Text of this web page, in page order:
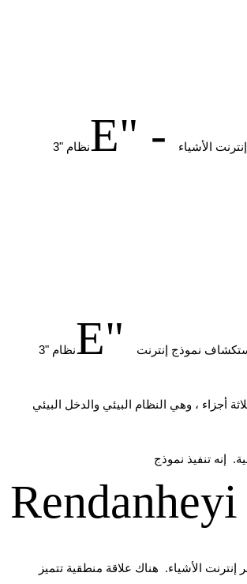
نظام "3E" - الأشياء
نظام "3E" نموذج إنترنت
أجزاء ، وهي النظام البيئي والدخل البيئي
إنه تنفيذ نموذج
Rendanheyi
الأشياء. هناك علاقة منطقية تتميز